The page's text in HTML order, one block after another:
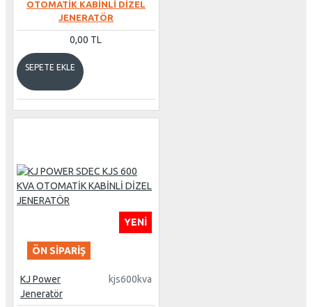
OTOMATİK KABİNLİ DİZEL
JENERATÖR
0,00 TL
SEPETE EKLE
YENI
ÖN SIPARIŞ
KJ Power
Jeneratör
kjs600kva